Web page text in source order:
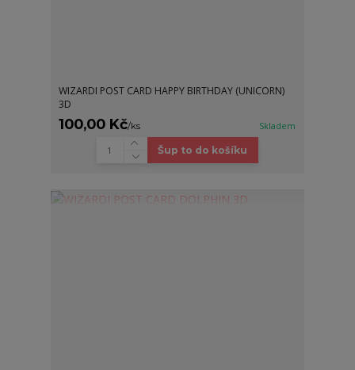
WIZARDI POST CARD HAPPY BIRTHDAY (UNICORN)
3D
100,00 Kč/ks Skladem
Šup to do košíku